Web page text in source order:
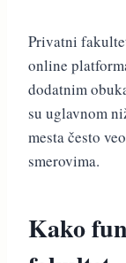
Privatni
online
dodatnim
su uglavnom
mesta često
smerovima.
Kako